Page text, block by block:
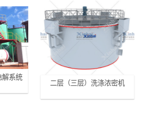
解系统
二层（三层）洗涤浓密机